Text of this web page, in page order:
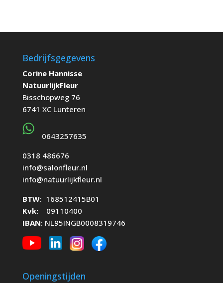
Bedrijfsgegevens
Corine Hannisse
NatuurlijkFleur
Bisschopweg 76
6741 XC Lunteren
0643257635
0318 486676
info@salonfleur.nl
info@natuurlijkfleur.nl
BTW: 168512415B01
Kvk:
09110400
IBAN: NL95INGB0008319746
Openingstijden